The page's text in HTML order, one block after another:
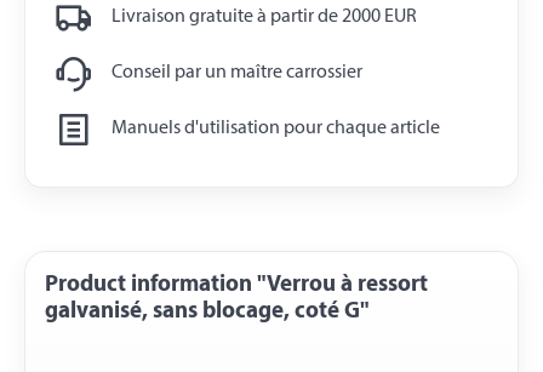
Livraison gratuite à partir de 2000 EUR
Conseil par un maître carrossier
Manuels d'utilisation pour chaque article
Product information "Verrou à ressort
galvanisé, sans blocage, coté G"